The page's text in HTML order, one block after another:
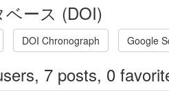
ース (DOI)
DOI Chronograph Google
7 posts, 0